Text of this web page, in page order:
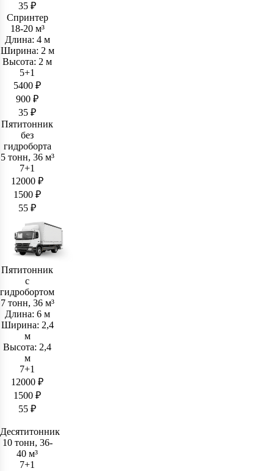
35 ₽
Спринтер
18-20 м³
Длина: 4 м
Ширина: 2 м
Высота: 2 м
5+1
5400 ₽
900 ₽
35 ₽
Пятитонник
без
гидроборта
5 тонн, 36 м³
7+1
12000 ₽
1500 ₽
55 ₽
Пятитонник
c
гидробортом
7 тонн, 36 м³
Длина: 6 м
Ширина: 2,4
м
Высота: 2,4
м
7+1
12000 ₽
1500 ₽
55 ₽
Десятитонник
10 тонн, 36-
40 м³
7+1